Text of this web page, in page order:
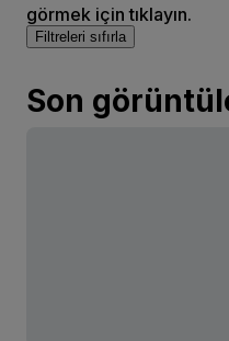
görmek için tıklayın.
Filtreleri sıfırla
Son